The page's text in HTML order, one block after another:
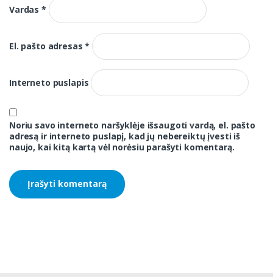
Vardas*
El. pašto adresas*
Interneto puslapis
Noriu savo interneto naršyklėje išsaugoti vardą, el. pašto
adresą ir interneto puslapį, kad jų nebereiktų įvesti iš
naujo, kai kitą kartą vėl norėsiu parašyti komentarą.